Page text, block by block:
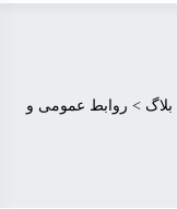
بلاگ > روابط عمومی و